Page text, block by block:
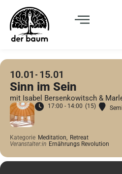
10.01 15.01
Sinn im Sein
mit Isabel Bersenkowitsch &
17:00 - 14:00 (15)
Kategorie Meditation, Retreat
Veranstalter:in Ernährungs Revolution